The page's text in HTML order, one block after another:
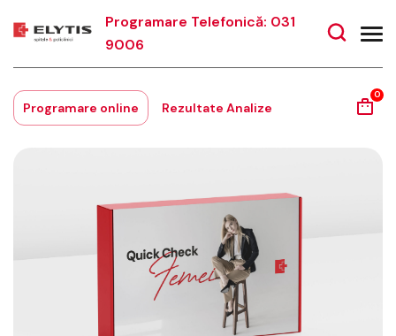
Programare Telefonică: 031
9006
Programare online Rezultate Analize
0